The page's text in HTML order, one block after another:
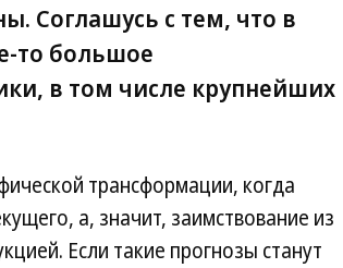
Соглашусь с тем, что в
то большое
в том числе крупнейших
трансформации, когда
а, значит, заимствование из
Если такие прогнозы станут